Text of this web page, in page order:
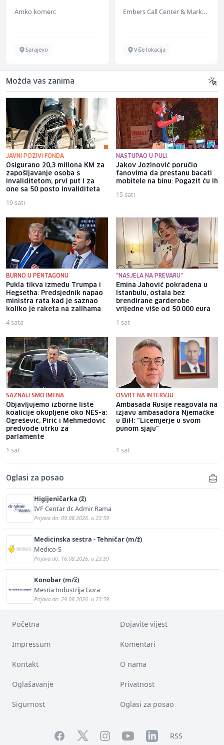
Amko komerc
Sarajevo
Embers Call Center & Marketing
Više lokacija
Možda vas zanima
JAVNI POZIVI FONDA
Osigurano 20,3 miliona KM za
zapošljavanje osoba s
invaliditetom, prvi put i za
one sa 50 posto invaliditeta
19 sati
NASTUPAO U PULI
Jakov Jozinović poručio
fanovima da prestanu bacati
mobitele na binu: Pogazit ću ih
15 sati
BURNO U PENTAGONU
Pukla tikva između Trumpa i
Hegsetha: Predsjednik napao
ministra rata kad je saznao
koliko je raketa na zalihama
4 sata
"NASJELA NA PREVARU"
Emina Jahović pokradena u
Istanbulu, ostala bez
brendirane garderobe
vrijedne više od 50.000 eura
1 sat
SAZNALI SMO IMENA
Objavljujemo izborne liste
koalicije okupljene oko NES-a:
Ogrešević, Pirić i Mehmedović
predvode utrku za
parlamente
1 sat
OSVRT NA INTERVJU
Ambasada Rusije reagovala na
izjavu ambasadora Njemačke
u BiH: "Licemjerje u svom
punom sjaju"
1 sat
Oglasi za posao
Higijeničarka (ž)
IVF Centar dr. Admir Rama
Prijava do: 09.08.2026. u 23:59
Medicinska sestra - Tehničar (m/ž)
Medico-S
Prijava do: 16.08.2026. u 23:59
Konobar (m/ž)
Mesna Industrija Gora
Prijava do: 29.08.2026. u 23:59
Početna Dojavite vijest
Impressum Komentari
Kontakt O nama
Oglašavanje Privatnost
Sigurnost Oglasi za posao
FacebookTwitterInstagramYouTubeLinkedInRSS